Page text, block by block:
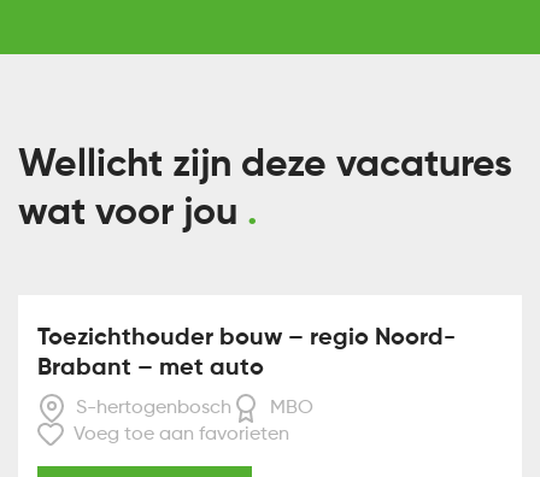
Wellicht zijn deze vacatures
wat voor jou
Toezichthouder bouw – regio Noord-
Brabant – met auto
S-hertogenbosch
MBO
Voeg toe aan favorieten